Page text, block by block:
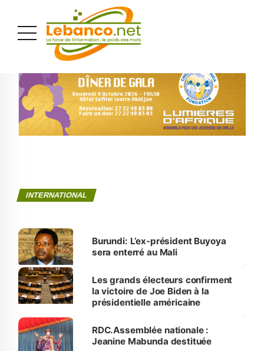
INTERNATIONAL
Burundi: L’ex-président Buyoya
sera enterré au Mali
Les grands électeurs confirment
la victoire de Joe Biden à la
présidentielle américaine
RDC.Assemblée nationale :
Jeanine Mabunda destituée